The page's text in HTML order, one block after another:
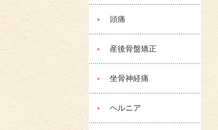
頭痛
産後骨盤矯正
坐骨神経痛
ヘルニア